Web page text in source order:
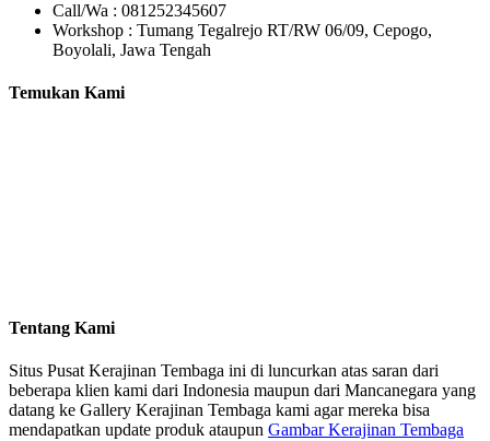
Call/Wa : 081252345607
Workshop : Tumang Tegalrejo RT/RW 06/09, Cepogo,
Boyolali, Jawa Tengah
Temukan Kami
Tentang Kami
Situs Pusat Kerajinan Tembaga ini di luncurkan atas saran dari
beberapa klien kami dari Indonesia maupun dari Mancanegara yang
datang ke Gallery Kerajinan Tembaga kami agar mereka bisa
mendapatkan update produk ataupun Gambar Kerajinan Tembaga